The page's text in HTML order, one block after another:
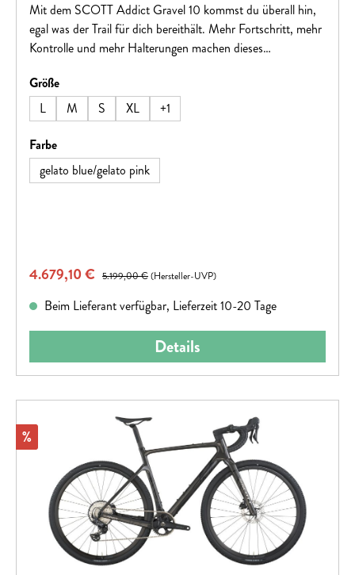
Mit dem SCOTT Addict Gravel 10 kommst du überall hin,
egal was der Trail für dich bereithält. Mehr Fortschritt, mehr
Kontrolle und mehr Halterungen machen dieses
Find yourself, get lost.Hinweis: Fahrradspezifikationen
können ohne vorherige Ankündigung geändert werden.
Größeauswählen
L
M S XL +1
Farbeauswählen
gelato blue/gelato pink
Verkaufspreis:
4.679,10 € Regulärer Preis:
5.199,00 €(Hersteller-UVP)
Beim Lieferant verfügbar, Lieferzeit 10-20 Tage
Details
Rabatt
%